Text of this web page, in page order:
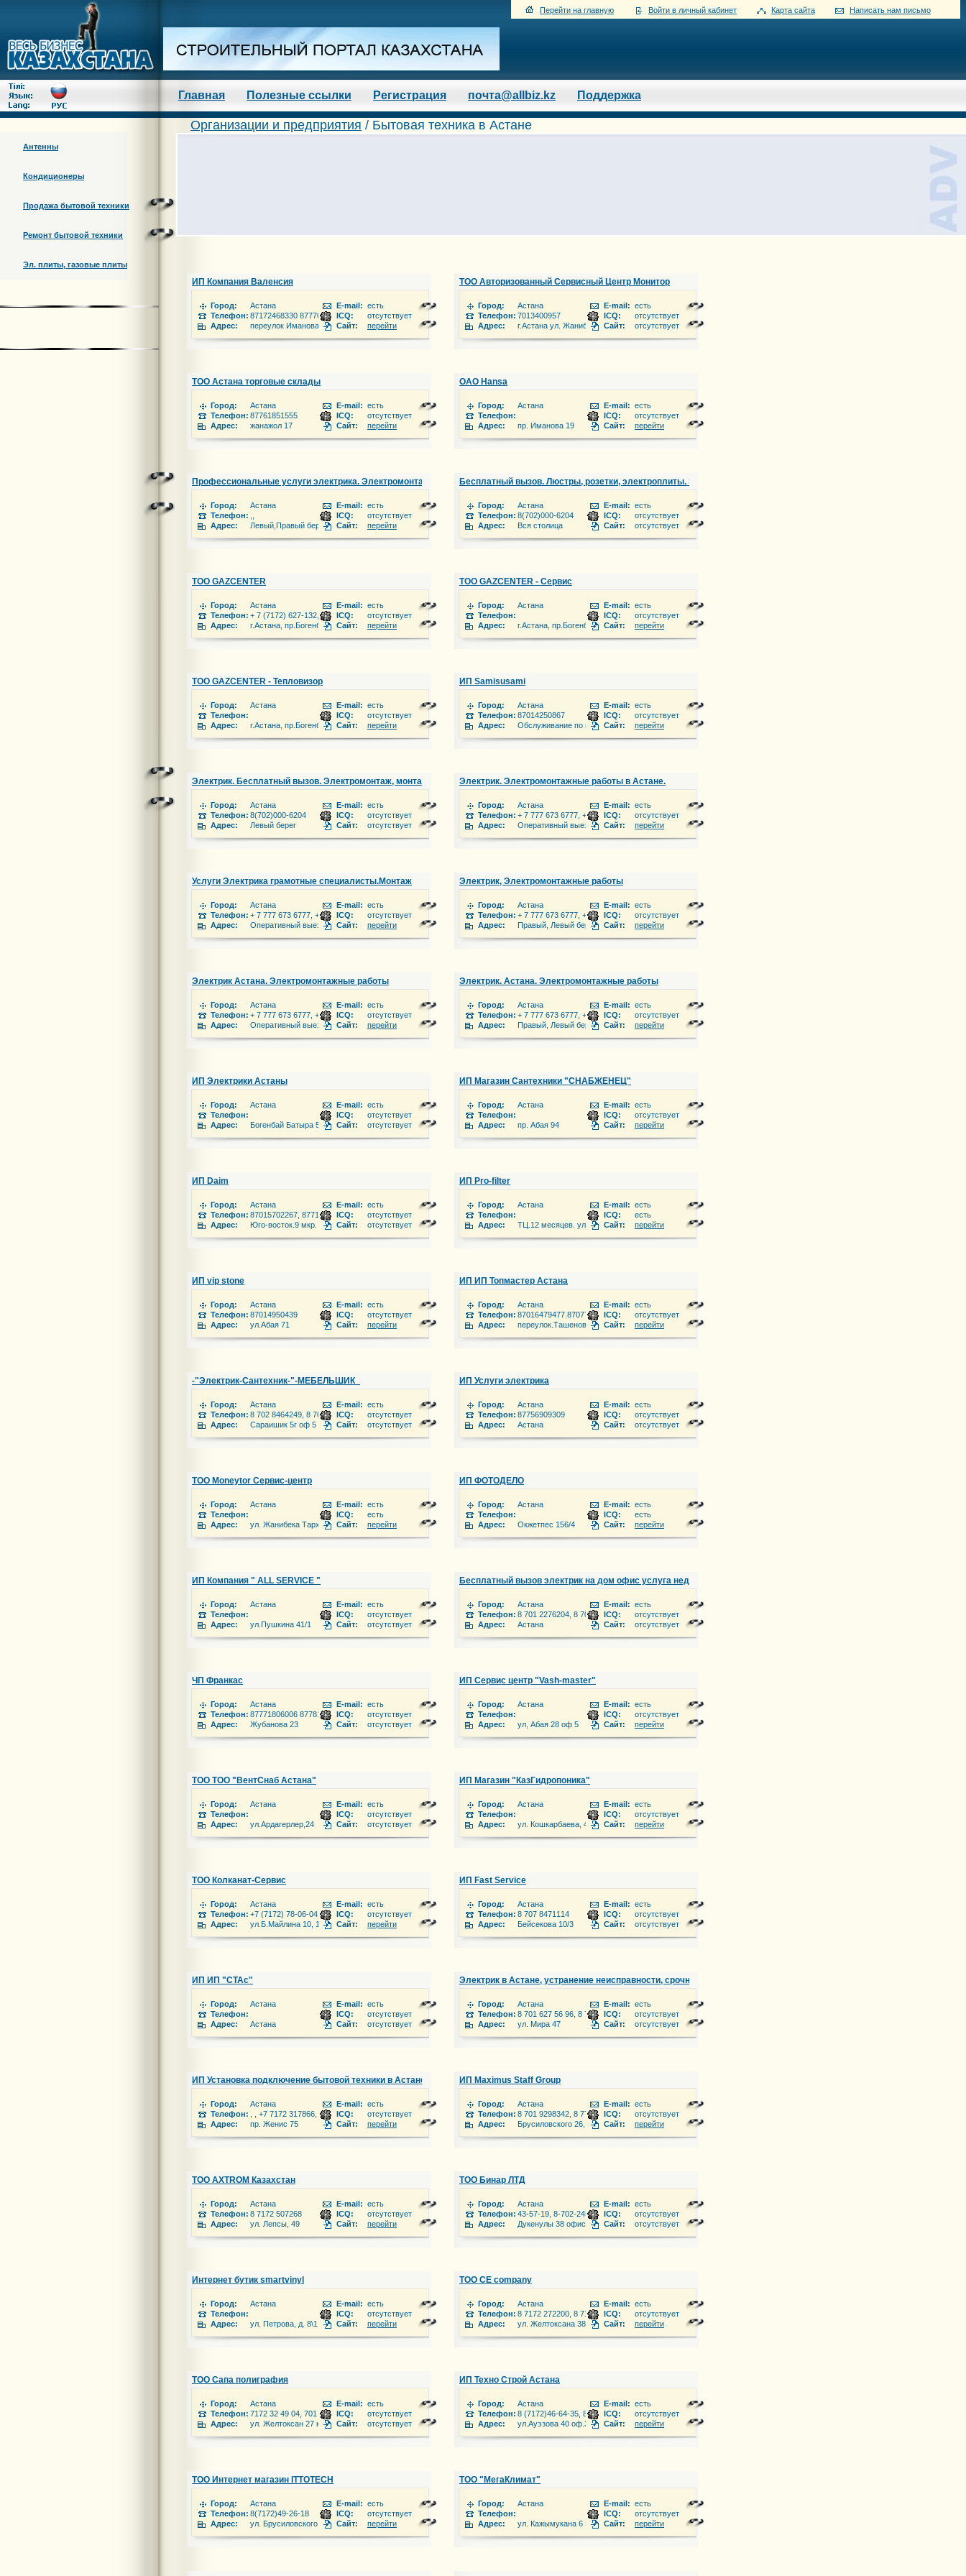
Перейти на главную Войти в личный кабинет Карта сайта Написать нам письмо
Главная Полезные ссылки Регистрация почта@allbiz.kz Поддержка
Антенны
Кондиционеры
Продажа бытовой техники
Ремонт бытовой техники
Эл. плиты, газовые плиты
Организации и предприятия / Бытовая техника в Астане
ИП Компания Валенсия
Город:
Астана
Телефон: 87172468330 87770794367
Адрес:
переулок Иманова,17
E-mail: есть
ICQ:
отсутствует
Сайт:
перейти
ТОО Авторизованный Сервисный Центр Монитор
Город:
Астана
Телефон: 7013400957
Адрес:
г.Астана ул. Жанибека Тархана 9. ЖК "Изобилие"
E-mail: есть
ICQ:
отсутствует
Сайт:
отсутствует
ТОО Астана торговые склады
Город:
Астана
Телефон: 87761851555
Адрес:
жанажол 17
E-mail: есть
ICQ:
отсутствует
Сайт:
перейти
ОАО Hansa
Город:
Астана
Телефон:
Адрес:
пр. Иманова 19
E-mail: есть
ICQ:
отсутствует
Сайт:
перейти
Профессиональные услуги электрика. Электромонтажные работы в Астане
Город:
Астана
Телефон:
Адрес:
Левый,Правый берег
E-mail: есть
ICQ:
отсутствует
Сайт:
перейти
Бесплатный вызов. Люстры, розетки, электроплиты. Электромонтаж, монтаж СКС
Город:
Астана
Телефон: 8(702)000-6204
Адрес:
Вся столица
E-mail: есть
ICQ:
отсутствует
Сайт:
отсутствует
ТОО GAZCENTER
Город:
Астана
Телефон: + 7 (7172) 627-132, (WhatsApp)
Адрес:
г.Астана, пр.Богенбай батыра 6 «Б», 4 этаж.
E-mail: есть
ICQ:
отсутствует
Сайт:
перейти
ТОО GAZCENTER - Сервис
Город:
Астана
Телефон:
Адрес:
г.Астана, пр.Богенбай батыра 6 «Б», 4 этаж.
E-mail: есть
ICQ:
отсутствует
Сайт:
перейти
ТОО GAZCENTER - Тепловизор
Город:
Астана
Телефон:
Адрес:
г.Астана, пр.Богенбай батыра, 6 \\\\\\\\\\\\\\\\\\\\\\\\\\\\\\\\\\\\\\\\\\\\\\\\\\\\\\\\\\\\\\\"Б\\\\\\\\\\\\\\\\\\\\\\\\\\\\\\\\\\\\\\\\\\\\\\\\\\\\\\\\\\\\\\\", 4 эатж
E-mail: есть
ICQ:
отсутствует
Сайт:
перейти
ИП Samisusami
Город:
Астана
Телефон: 87014250867
Адрес:
Обслуживание по вызову
E-mail: есть
ICQ:
отсутствует
Сайт:
перейти
Электрик. Бесплатный вызов. Электромонтаж, монтаж СКС. Люстры, розетки, электроплиты.
Город:
Астана
Телефон: 8(702)000-6204
Адрес:
Левый берег
E-mail: есть
ICQ:
отсутствует
Сайт:
отсутствует
Электрик. Электромонтажные работы в Астане.
Город:
Астана
Телефон: + 7 777 673 6777, + 7 747 7367776,
Адрес:
Оперативный выезд в любую точку города Астана и за городом
E-mail: есть
ICQ:
отсутствует
Сайт:
перейти
Услуги Электрика грамотные специалисты.Монтаж
Город:
Астана
Телефон: + 7 777 673 6777, + 7 747 7367776,
Адрес:
Оперативный выезд,в любую точку города ,и за пределы.
E-mail: есть
ICQ:
отсутствует
Сайт:
перейти
Электрик, Электромонтажные работы
Город:
Астана
Телефон: + 7 777 673 6777, + 7 747 7367776,
Адрес:
Правый, Левый берег оперативный выезд в любую точку города и за пределы.
E-mail: есть
ICQ:
отсутствует
Сайт:
перейти
Электрик Астана. Электромонтажные работы
Город:
Астана
Телефон: + 7 777 673 6777, + 7 747 7367776,
Адрес:
Оперативный выезд в любую точку Астаны.
E-mail: есть
ICQ:
отсутствует
Сайт:
перейти
Электрик. Астана. Электромонтажные работы
Город:
Астана
Телефон: + 7 777 673 6777, + 7 747 7367776,
Адрес:
Правый, Левый берег и за городом
E-mail: есть
ICQ:
отсутствует
Сайт:
перейти
ИП Электрики Астаны
Город:
Астана
Телефон:
Адрес:
Богенбай Батыра 54
E-mail: есть
ICQ:
отсутствует
Сайт:
отсутствует
ИП Магазин Сантехники "СНАБЖЕНЕЦ"
Город:
Астана
Телефон:
Адрес:
пр. Абая 94
E-mail: есть
ICQ:
отсутствует
Сайт:
перейти
ИП Daim
Город:
Астана
Телефон: 87015702267, 87711615320
Адрес:
Юго-восток.9 мкр.
E-mail: есть
ICQ:
отсутствует
Сайт:
отсутствует
ИП Pro-filter
Город:
Астана
Телефон:
Адрес:
ТЦ.12 месяцев. ул.Алаш 20а. 2-этаж. 10-бутик.
E-mail: есть
ICQ:
есть
Сайт:
перейти
ИП vip stone
Город:
Астана
Телефон: 87014950439
Адрес:
ул.Абая 71
E-mail: есть
ICQ:
отсутствует
Сайт:
перейти
ИП ИП Топмастер Астана
Город:
Астана
Телефон: 87016479477.87077401816
Адрес:
переулок.Ташенова, 8
E-mail: есть
ICQ:
отсутствует
Сайт:
перейти
-"Электрик-Сантехник-"-МЕБЕЛЬШИК_
Город:
Астана
Телефон: 8 702 8464249, 8 707 4187390
Адрес:
Сараишик 5г оф 5
E-mail: есть
ICQ:
отсутствует
Сайт:
отсутствует
ИП Услуги электрика
Город:
Астана
Телефон: 87756909309
Адрес:
Астана
E-mail: есть
ICQ:
отсутствует
Сайт:
отсутствует
ТОО Moneytor Сервис-центр
Город:
Астана
Телефон:
Адрес:
ул. Жанибека Тархана, д. 9
E-mail: есть
ICQ:
есть
Сайт:
перейти
ИП ФОТОДЕЛО
Город:
Астана
Телефон:
Адрес:
Окжетпес 156/4
E-mail: есть
ICQ:
есть
Сайт:
перейти
ИП Компания " ALL SERVICE "
Город:
Астана
Телефон:
Адрес:
ул.Пушкина 41/1
E-mail: есть
ICQ:
отсутствует
Сайт:
отсутствует
Бесплатный вызов электрик на дом офис услуга недорого
Город:
Астана
Телефон: 8 701 2276204, 8 705 1214242, 8 707 1721224
Адрес:
Астана
E-mail: есть
ICQ:
отсутствует
Сайт:
отсутствует
ЧП Франкас
Город:
Астана
Телефон: 87771806006 87781112701
Адрес:
Жубанова 23
E-mail: есть
ICQ:
отсутствует
Сайт:
отсутствует
ИП Сервис центр "Vash-master"
Город:
Астана
Телефон:
Адрес:
ул, Абая 28 оф 5
E-mail: есть
ICQ:
отсутствует
Сайт:
перейти
ТОО ТОО "ВентСнаб Астана"
Город:
Астана
Телефон:
Адрес:
ул.Ардагерлер,24
E-mail: есть
ICQ:
отсутствует
Сайт:
отсутствует
ИП Магазин "КазГидропоника"
Город:
Астана
Телефон:
Адрес:
ул. Кошкарбаева, 41 ВП-4
E-mail: есть
ICQ:
отсутствует
Сайт:
перейти
ТОО Колканат-Сервис
Город:
Астана
Телефон: +7 (7172) 78-06-04,
Адрес:
ул.Б.Майлина 10, 1 этаж, офис 100
E-mail: есть
ICQ:
отсутствует
Сайт:
перейти
ИП Fast Service
Город:
Астана
Телефон: 8 707 8471114
Адрес:
Бейсекова 10/3
E-mail: есть
ICQ:
отсутствует
Сайт:
отсутствует
ИП ИП "СТАс"
Город:
Астана
Телефон:
Адрес:
Астана
E-mail: есть
ICQ:
отсутствует
Сайт:
отсутствует
Электрик в Астане, устранение неисправности, срочный вызов на дом, электромонтажные работы в квартире и
Город:
Астана
Телефон: 8 701 627 56 96, 8 702 181 33 87, 8 7172 31 78 66
Адрес:
ул. Мира 47
E-mail: есть
ICQ:
отсутствует
Сайт:
отсутствует
ИП Установка подключение бытовой техники в Астане (электроплиты, варочная поверхность, духовая печь, вытяжка)
Город:
Астана
Телефон:
, , +7 7172 317866,
Адрес:
пр. Женис 75
E-mail: есть
ICQ:
отсутствует
Сайт:
перейти
ИП Maximus Staff Group
Город:
Астана
Телефон: 8 701 9298342, 8 777 5332360, 8 7172 346747
Адрес:
Брусиловского 26, кв. 26
E-mail: есть
ICQ:
отсутствует
Сайт:
перейти
ТОО AXTROM Казахстан
Город:
Астана
Телефон: 8 7172 507268
Адрес:
ул. Лепсы, 49
E-mail: есть
ICQ:
отсутствует
Сайт:
перейти
ТОО Бинар ЛТД
Город:
Астана
Телефон: 43-57-19, 8-702-245-0092
Адрес:
Дукенулы 38 офис 6
E-mail: есть
ICQ:
отсутствует
Сайт:
отсутствует
Интернет бутик smartvinyl
Город:
Астана
Телефон:
Адрес:
ул. Петрова, д. 8\1
E-mail: есть
ICQ:
отсутствует
Сайт:
перейти
ТОО CE company
Город:
Астана
Телефон: 8 7172 272200, 8 7172 318577
Адрес:
ул. Желтоксана 38/1, офис 10
E-mail: есть
ICQ:
отсутствует
Сайт:
перейти
ТОО Сапа полиграфия
Город:
Астана
Телефон: 7172 32 49 04, 701 311 9806
Адрес:
ул. Желтоксан 27 кв. 61 вход со стороны улицы Желтоксан
E-mail: есть
ICQ:
отсутствует
Сайт:
отсутствует
ИП Техно Строй Астана
Город:
Астана
Телефон: 8 (7172)46-64-35, 8(705)585-89-19
Адрес:
ул.Ауэзова 40 оф.308Б
E-mail: есть
ICQ:
отсутствует
Сайт:
перейти
ТОО Интернет магазин ITTOTECH
Город:
Астана
Телефон: 8(7172)49-26-18
Адрес:
ул. Брусиловского 21а,2 этаж,9 офис
E-mail: есть
ICQ:
отсутствует
Сайт:
перейти
ТОО "МегаКлимат"
Город:
Астана
Телефон:
Адрес:
ул. Кажымукана 6 ВП-2, ост.Орбита
E-mail: есть
ICQ:
отсутствует
Сайт:
перейти